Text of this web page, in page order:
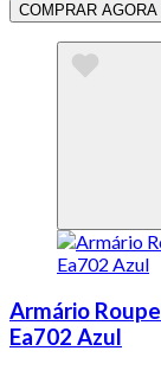
COMPRAR AGORA
Armário
Ea702 Azul